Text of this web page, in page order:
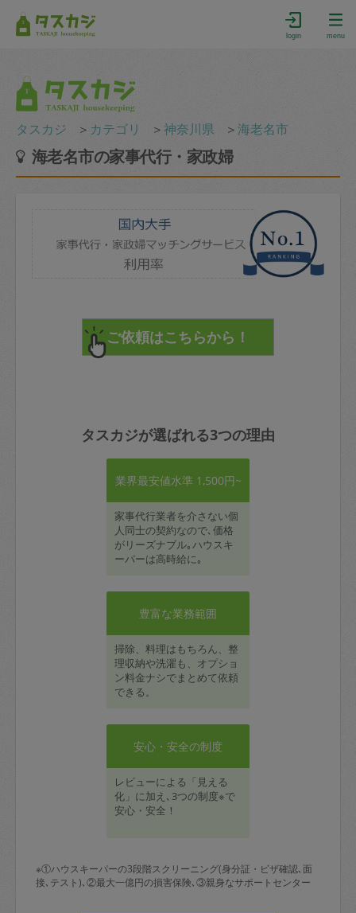
login menu
タスカジ ＞ カテゴリ ＞神奈川県 ＞海老名市
海老名市の家事代行・家政婦
タスカジが選ばれる3つの理由
業界最安値水準 1,500円~
家事代行業者を介さない個
人同士の契約なので､価格
がリーズナブル｡ハウスキ
ーパーは高時給に｡
豊富な業務範囲
掃除、料理はもちろん、整
理収納や洗濯も、オプショ
ン料金ナシでまとめて依頼
できる。
安心・安全の制度
レビューによる「見える
化」に加え､3つの制度※で
安心・安全！
※①ハウスキーパーの3段階スクリーニング(身分証・ビザ確認､面
接､テスト)､②最大一億円の損害保険､③親身なサポートセンター